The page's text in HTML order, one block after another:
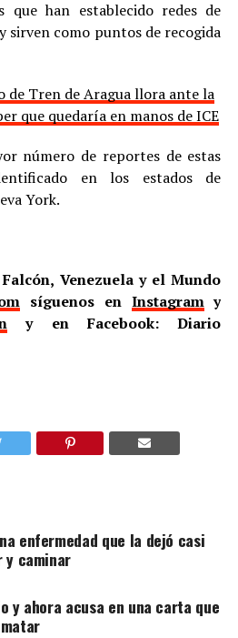
que han establecido redes de
sirven como puntos de recogida
de Tren de Aragua llora ante la
que quedaría en manos de ICE
número de reportes de estas
en los estados de
York.
Venezuela y el Mundo
síguenos en Instagramy
y en Facebook: Diario
enfermedad que la dejó casi
y caminar
y ahora acusa en una carta que